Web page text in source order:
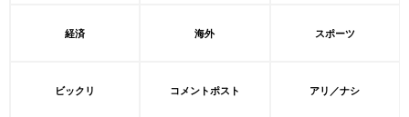
経済 海外 スポーツ
ビックリ コメントポスト アリ／ナシ